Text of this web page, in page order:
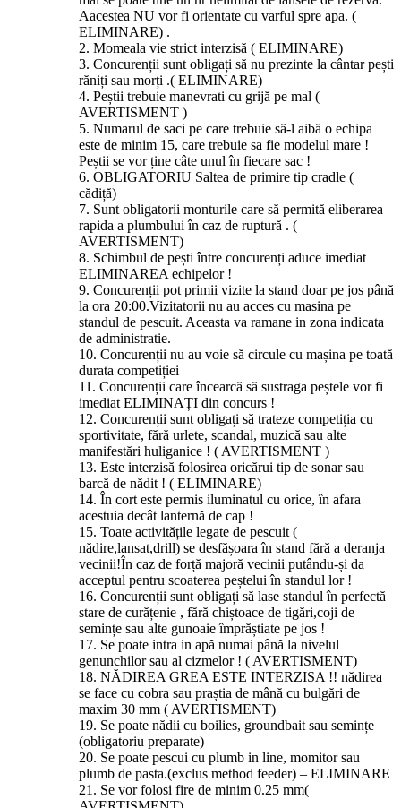
Aacestea NU vor fi orientate cu varful spre apa. (
ELIMINARE) .
2. Momeala vie strict interzisă ( ELIMINARE)
3. Concurenții sunt obligați să nu prezinte la cântar pești
răniți sau morți .( ELIMINARE)
4. Peștii trebuie manevrati cu grijă pe mal (
AVERTISMENT )
5. Numarul de saci pe care trebuie să-l aibă o echipa
este de minim 15, care trebuie sa fie modelul mare !
Peștii se vor ține câte unul în fiecare sac !
6. OBLIGATORIU Saltea de primire tip cradle (
cădiță)
7. Sunt obligatorii monturile care să permită eliberarea
rapida a plumbului în caz de ruptură . (
AVERTISMENT)
8. Schimbul de pești între concurenți aduce imediat
ELIMINAREA echipelor !
9. Concurenții pot primii vizite la stand doar pe jos până
la ora 20:00.Vizitatorii nu au acces cu masina pe
standul de pescuit. Aceasta va ramane in zona indicata
de administratie.
10. Concurenții nu au voie să circule cu mașina pe toată
durata competiției
11. Concurenții care încearcă să sustraga peștele vor fi
imediat ELIMINAȚI din concurs !
12. Concurenții sunt obligați să trateze competiția cu
sportivitate, fără urlete, scandal, muzică sau alte
manifestări huliganice ! ( AVERTISMENT )
13. Este interzisă folosirea oricărui tip de sonar sau
barcă de nădit ! ( ELIMINARE)
14. În cort este permis iluminatul cu orice, în afara
acestuia decât lanternă de cap !
15. Toate activitățile legate de pescuit (
nădire,lansat,drill) se desfășoara în stand fără a deranja
vecinii!În caz de forță majoră vecinii putându-și da
acceptul pentru scoaterea peștelui în standul lor !
16. Concurenții sunt obligați să lase standul în perfectă
stare de curățenie , fără chiștoace de tigări,coji de
semințe sau alte gunoaie împrăștiate pe jos !
17. Se poate intra in apă numai până la nivelul
genunchilor sau al cizmelor ! ( AVERTISMENT)
18. NĂDIREA GREA ESTE INTERZISA !! nădirea
se face cu cobra sau praștia de mână cu bulgări de
maxim 30 mm ( AVERTISMENT)
19. Se poate nădii cu boilies, groundbait sau semințe
(obligatoriu preparate)
20. Se poate pescui cu plumb in line, momitor sau
plumb de pasta.(exclus method feeder) – ELIMINARE
21. Se vor folosi fire de minim 0.25 mm(